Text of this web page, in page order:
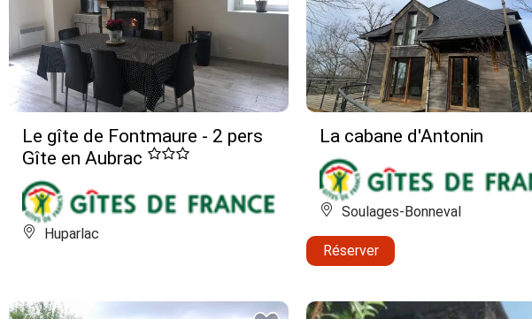
Le gîte de Fontmaure - 2 pers
Gîte en Aubrac
Huparlac
La cabane d'Antonin
Soulages-Bonneval
Réserver